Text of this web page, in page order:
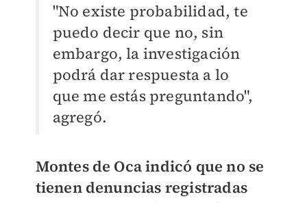
"No existe probabilidad, te
puedo decir que no, sin
embargo, la investigación
podrá dar respuesta a lo
que me estás preguntando",
agregó.
Montes de Oca indicó que no se
tienen denuncias registradas